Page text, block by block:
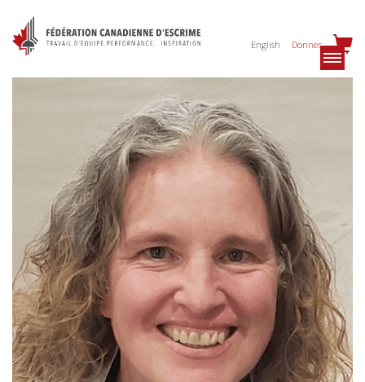
English Donner